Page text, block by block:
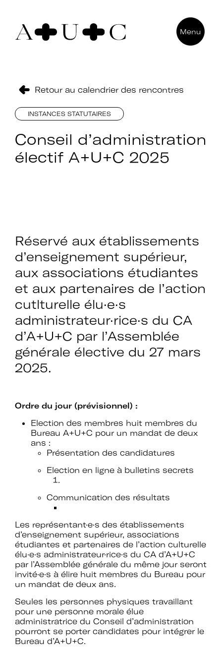
Pour nous contacter
92000 Nanterre
Rejoignez le réseau A+U+C
Téléchargez le bulletin
d'adhésion
Adhérer à Art + Université + Culture,
c’est :
Menu
Retour au calendrier des rencontres
INSTANCES STATUTAIRES
Conseil d’administration
électif A+U+C 2025
Réservé aux établissements
d’enseignement supérieur,
aux associations étudiantes
et aux partenaires de l’action
cutlturelle élu·e·s
administrateur·rice·s du CA
d’A+U+C par l’Assemblée
générale élective du 27 mars
2025.
Ordre du jour (prévisionnel) :
Election des membres huit membres du
Bureau A+U+C pour un mandat de deux
ans :
Présentation des candidatures
Election en ligne à bulletins secrets
Communication des résultats
Les représentant·e·s des établissements
d’enseignement supérieur, associations
étudiantes et partenaires de l’action culturelle
élu·e·s administrateur·rice·s du CA d’A+U+C
par l’Assemblée générale du même jour seront
invité·e·s à élire huit membres du Bureau pour
un mandat de deux ans.
Seules les personnes physiques travaillant
pour une personne morale élue
administratrice du Conseil d’administration
pourront se porter candidates pour intégrer le
Bureau d’A+U+C.